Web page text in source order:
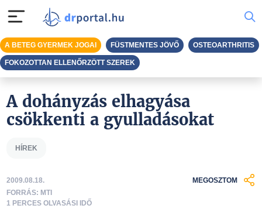
A dohányzás elhagyása
csökkenti a gyulladásokat
HÍREK
2009.08.18.
FORRÁS: MTI
1 PERCES OLVASÁSI IDŐ
MEGOSZTOM
A BETEG GYERMEK JOGAI FÜSTMENTES JÖVŐ OSTEOARTHRITIS
FOKOZOTTAN ELLENŐRZÖTT SZEREK